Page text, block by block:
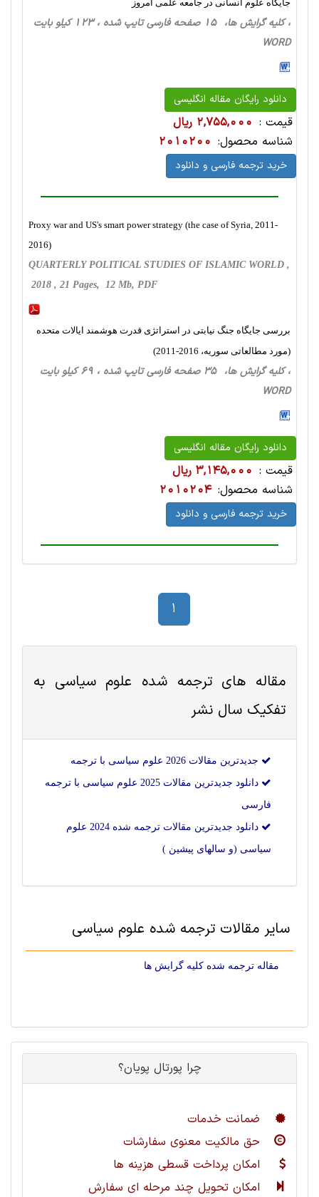
جایگاه علوم انسانی در جامعه علمی امروز
، کلیه گرایش ها، 15 صفحه فارسی تایپ شده ، 123 کیلو بایت
WORD
دانلود رایگان مقاله انگلیسی
قیمت : 2,755,000 ریال
شناسه محصول: 2010200
خرید ترجمه فارسی و دانلود
Proxy war and US's smart power strategy (the case of Syria, 2011-
2016)
QUARTERLY POLITICAL STUDIES OF ISLAMIC WORLD ,
2018 , 21 Pages, 12 Mb, PDF
بررسی جایگاه جنگ نیابتی در استراتژی قدرت هوشمند ایالات متحده
(مورد مطالعاتی سوریه، 2016-2011)
، کلیه گرایش ها، 35 صفحه فارسی تایپ شده ، 69 کیلو بایت
WORD
دانلود رایگان مقاله انگلیسی
قیمت : 3,145,000 ریال
شناسه محصول: 2010204
خرید ترجمه فارسی و دانلود
1
مقاله های ترجمه شده علوم سياسی به
تفکیک سال نشر
جدیدترین مقالات 2026 علوم سياسی با ترجمه
دانلود جدیدترین مقالات 2025 علوم سياسی با ترجمه
فارسی
دانلود جدیدترین مقالات ترجمه شده 2024 علوم
سياسی (و سالهای پیشین )
سایر مقالات ترجمه شده علوم سياسی
مقاله ترجمه شده کلیه گرایش ها
چرا پورتال پویان؟
ضمانت خدمات
حق مالکیت معنوی سفارشات
امکان پرداخت قسطی هزینه ها
امکان تحویل چند مرحله ای سفارش